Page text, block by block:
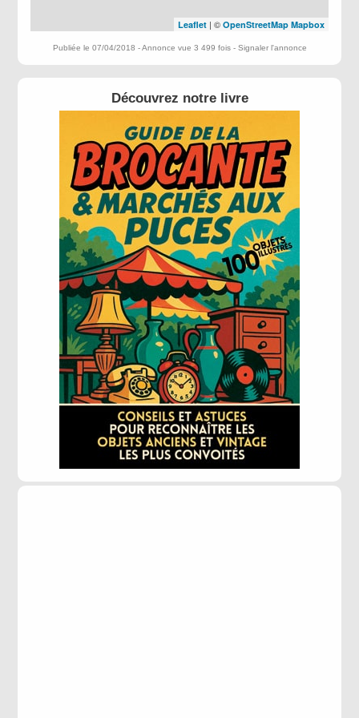
Leaflet| © OpenStreetMap Mapbox
Publiée le 07/04/2018 - Annonce vue 3 499 fois - Signaler l'annonce
Découvrez notre livre